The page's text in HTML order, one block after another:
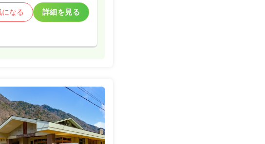
になる 詳細を見る